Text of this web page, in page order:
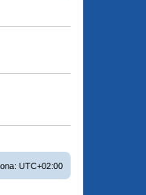
UTC+02:00